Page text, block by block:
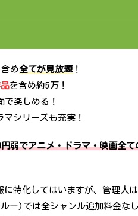
め全てが見放題！
を含め約5万！
で楽しめる！
マシリーズも充実！
弱でアニメ・ドラマ・映画全
に特化してはいますが、管理
ー)では全ジャンル追加料金な